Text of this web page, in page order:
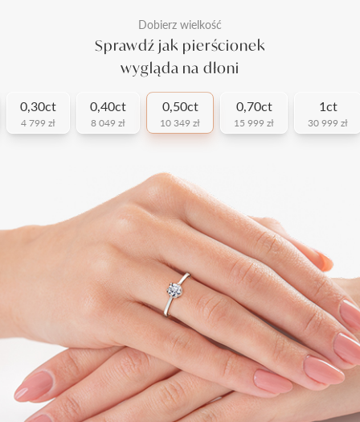
Dobierz wielkość
Sprawdź jak pierścionek
wygląda na dłoni
0,30ct
4 799 zł
0,40ct
8 049 zł
0,50ct
10 349 zł
0,70ct
15 999 zł
1ct
30 999 zł